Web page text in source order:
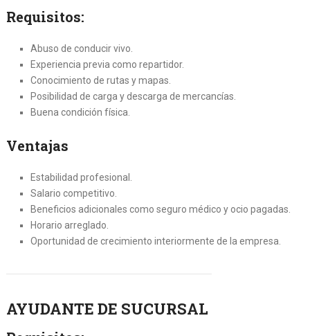
Requisitos:
Abuso de conducir vivo.
Experiencia previa como repartidor.
Conocimiento de rutas y mapas.
Posibilidad de carga y descarga de mercancías.
Buena condición física.
Ventajas
Estabilidad profesional.
Salario competitivo.
Beneficios adicionales como seguro médico y ocio pagadas.
Horario arreglado.
Oportunidad de crecimiento interiormente de la empresa.
AYUDANTE DE SUCURSAL